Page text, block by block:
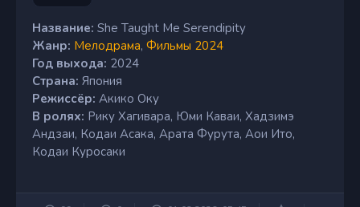
Название: She Taught Me Serendipity
Жанр: Мелодрама, Фильмы 2024
Год выхода: 2024
Страна: Япония
Режиссёр: Акико Оку
В ролях: Рику Хагивара, Юми Каваи, Хадзимэ
Андзаи, Кодаи Асака, Арата Фурута, Аои Ито,
Кодаи Куросаки